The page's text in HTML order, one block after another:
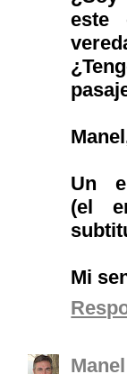
este
Un
(el
Mi